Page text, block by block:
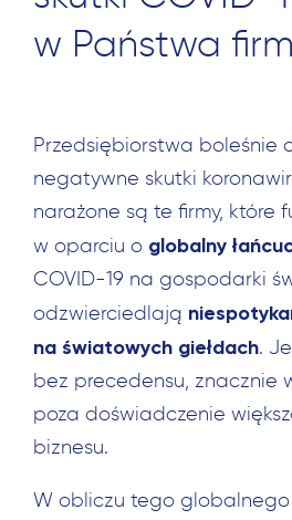
w Państwa
Przedsiębiorstwa boleśnie
negatywne skutki
narażone są te firmy, które
w oparciu o globalny
COVID-19 na gospodarki
odzwierciedlają
na światowych giełdach.
bez precedensu, znacznie
poza doświadczenie
biznesu.
W obliczu tego globalnego